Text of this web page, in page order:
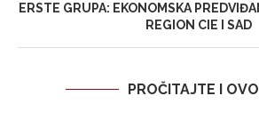
ERSTE GRUPA: EKONOMSKA
REGION CIE I SAD
PROČITAJTE I